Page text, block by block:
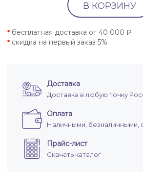
В КОРЗИНУ
* бесплатная доставка от 40 000 ₽
* скидка на первый заказ 5%
Доставка
Доставка в любую точку
Оплата
Наличными, безналичными,
Прайс-лист
Скачать каталог